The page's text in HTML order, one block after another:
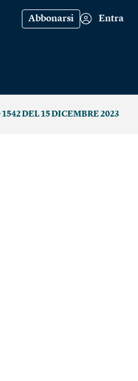
Abbonarsi Entra
DEL 15 DICEMBRE 2023